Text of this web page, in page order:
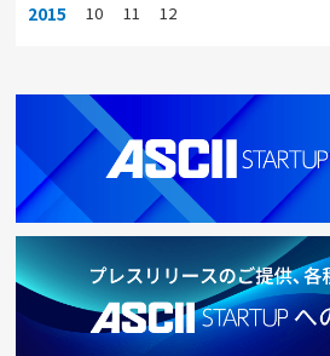
2015 10 11 12